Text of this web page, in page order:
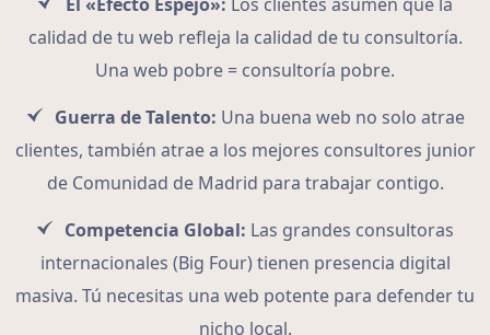
calidad de tu web refleja la calidad de tu consultoría.
Una web pobre = consultoría pobre.
Guerra de Talento: Una buena web no solo atrae
clientes, también atrae a los mejores consultores junior
de Comunidad de Madrid para trabajar contigo.
Competencia Global: Las grandes consultoras
internacionales (Big Four) tienen presencia digital
masiva. Tú necesitas una web potente para defender tu
nicho local.